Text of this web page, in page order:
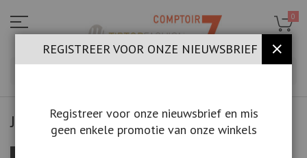
naar
de
inhoud
0
JAS
REGISTREER VOOR ONZE NIEUWSBRIEF
Registreer voor onze nieuwsbrief en mis
geen enkele promotie van onze winkels